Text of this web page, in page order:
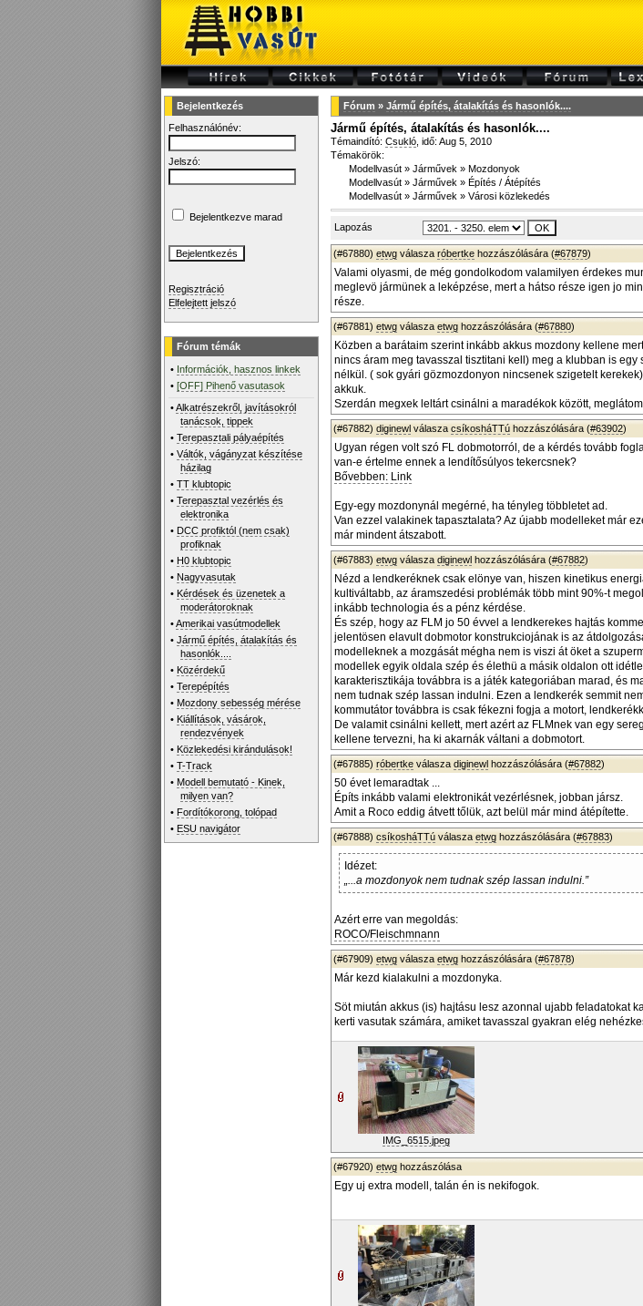
Bejelentkezés
Felhasználónév:
Jelszó:
Bejelentkezve marad
Regisztráció
Elfelejtett jelszó
Fórum témák
• Információk, hasznos linkek
•[OFF] Pihenő vasutasok
•Alkatrészekről, javításokról
tanácsok, tippek
•Terepasztali pályaépítés
•Váltók, vágányzat készítése
házilag
•TT klubtopic
•Terepasztal vezérlés és
elektronika
• DCC profiktól (nem csak)
profiknak
• H0 klubtopic
• Nagyvasutak
• Kérdések és üzenetek a
moderátoroknak
•Amerikai vasútmodellek
•Jármű építés, átalakítás és
hasonlók....
• Közérdekű
•Terepépítés
• Mozdony sebesség mérése
• Kiállítások, vásárok,
rendezvények
• Közlekedési kirándulások!
•T-Track
• Modell bemutató - Kinek,
milyen van?
• Fordítókorong, tolópad
• ESU navigátor
Fórum » Jármű építés, átalakítás és hasonlók....
Jármű építés, átalakítás és hasonlók....
Témaindító: Csukló , idő: Aug 5, 2010
Témakörök:
Modellvasút » Járművek » Mozdonyok
Modellvasút » Járművek » Építés / Átépítés
Modellvasút » Járművek » Városi közlekedés
Lapozás
(#67880) etwg válasza róbertke hozzászólására (#67879)
Valami olyasmi, de még gondolkodom valamilyen érdekes
meglevö jármünek a leképzése, mert a hátso része igen jo
része.
(#67881) etwg válasza etwg hozzászólására (#67880)
Közben a barátaim szerint inkább akkus mozdony kellene
nincs áram meg tavasszal tisztitani kell) meg a klubban is
nélkül. ( sok gyári gözmozdonyon nincsenek szigetelt
akkuk.
Szerdán megxek leltárt csinálni a maradékok között,
(#67882) diginewl válasza csíkosháTTú hozzászólására (#63902)
Ugyan régen volt szó FL dobmotorról, de a kérdés tovább
van-e értelme ennek a lendítősúlyos tekercsnek?
Bővebben: Link
Egy-egy mozdonynál megérné, ha tényleg többletet ad.
Van ezzel valakinek tapasztalata? Az újabb modelleket már
már mindent átszabott.
(#67883) etwg válasza diginewl hozzászólására (#67882)
Nézd a lendkeréknek csak elönye van, hiszen kinetikus
kultiváltabb, az áramszedési problémák több mint 90%-t
inkább technologia és a pénz kérdése.
És szép, hogy az FLM jo 50 évvel a lendkerekes hajtás
jelentösen elavult dobmotor konstrukciojának is az
modelleknek a mozgását mégha nem is viszi át öket a
modellek egyik oldala szép és élethü a másik oldalon ott
karakterisztikája továbbra is a játék kategoriában marad, és
nem tudnak szép lassan indulni. Ezen a lendkerék semmit
kommutátor továbbra is csak fékezni fogja a motort,
De valamit csinálni kellett, mert azért az FLMnek van egy
kellene tervezni, ha ki akarnák váltani a dobmotort.
(#67885) róbertke válasza diginewl hozzászólására (#67882)
50 évet lemaradtak ...
Építs inkább valami elektronikát vezérlésnek, jobban jársz.
Amit a Roco eddig átvett tőlük, azt belül már mind átépítette.
(#67888) csíkosháTTú válasza etwg hozzászólására (#67883)
Idézet:
„...a mozdonyok nem tudnak szép lassan indulni.”
Azért erre van megoldás:
ROCO/Fleischmnann
(#67909) etwg válasza etwg hozzászólására (#67878)
Már kezd kialakulni a mozdonyka.
Söt miután akkus (is) hajtásu lesz azonnal ujabb feladatokat
kerti vasutak számára, amiket tavasszal gyakran elég
IMG_6515.jpeg
(#67920) etwg hozzászólása
Egy uj extra modell, talán én is nekifogok.